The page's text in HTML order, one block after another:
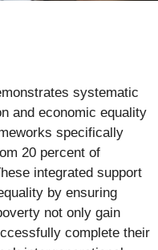
systematic
and economic equality
specifically
20 percent of
integrated support
by ensuring
not only gain
complete their